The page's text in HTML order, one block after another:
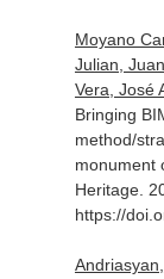
Moyano
Julian,
Vera, José
Bringing
method/
monument
Heritage.
https://